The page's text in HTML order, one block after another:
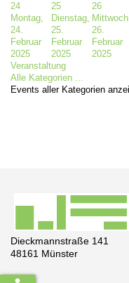
24
Montag,
24.
Februar
2025
25
Dienstag,
25.
Februar
2025
26
26.
Februar
2025
Veranstaltung
Alle Kategorien ...
Events aller Kategorien
Dieckmannstraße 141
48161 Münster